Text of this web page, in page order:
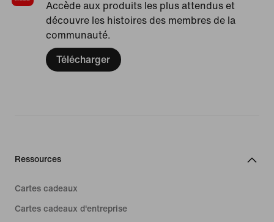
Accède aux produits les plus attendus et
découvre les histoires des membres de la
communauté.
Télécharger
Ressources
Cartes cadeaux
Cartes cadeaux d'entreprise